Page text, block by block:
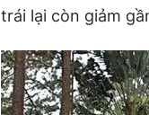
trái lại còn giảm